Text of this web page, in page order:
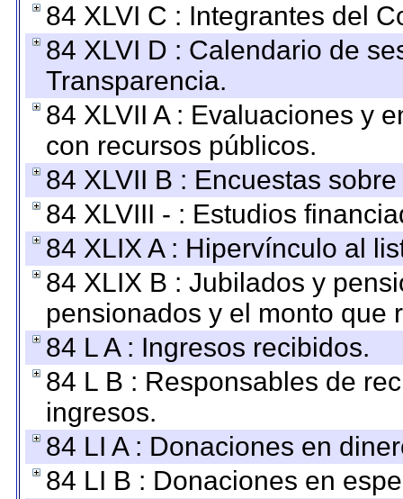
84 XLVI C : Integrantes del
84 XLVI D : Calendario de
Transparencia.
84 XLVII A : Evaluaciones y
con recursos públicos.
84 XLVII B : Encuestas
84 XLVIII - : Estudios
84 XLIX A : Hipervínculo al
84 XLIX B : Jubilados y
pensionados y el monto que
84 L A : Ingresos recibidos.
84 L B : Responsables de
ingresos.
84 LI A : Donaciones en
84 LI B : Donaciones en